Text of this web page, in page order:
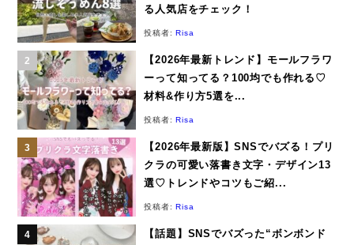
る人気店をチェック！
投稿者: Risa
【2026年最新トレンド】モールフラワ
ーって知ってる？100均でも作れる♡
材料&作り方5選を...
投稿者: Risa
【2026年最新版】SNSでバズる！プリ
クラの可愛い落書き文字・デザイン13
選♡トレンドやコツもご紹...
投稿者: Risa
【話題】SNSでバズった“ボンボンド